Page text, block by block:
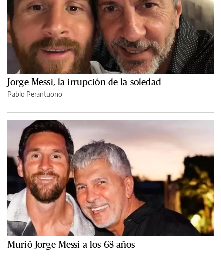
Jorge Messi, la irrupción de la soledad
Pablo Perantuono
Murió Jorge Messi a los 68 años